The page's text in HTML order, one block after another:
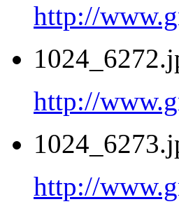
http://
http://
http://